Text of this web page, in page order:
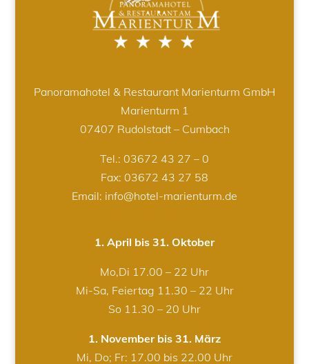
Panoramahotel & Restaurant Marienturm GmbH
Marienturm 1
07407 Rudolstadt – Cumbach
Tel.: 03672 43 27 – 0
Fax: 03672 43 27 58
Email: info@hotel-marienturm.de
1. April bis 31. Oktober
Mo,Di 17.00 – 22 Uhr
Mi-Sa, Feiertag 11.30 – 22 Uhr
So 11.30 – 20 Uhr
1. November bis 31. März
Mi, Do; Fr: 17.00 bis 22.00 Uhr